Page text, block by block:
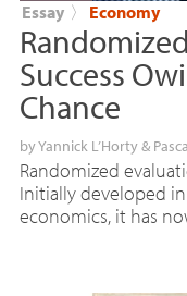
Essay 〉 Economy
Success
Chance
byYannick L’Horty&
Randomized
Initially developed
economics, it has